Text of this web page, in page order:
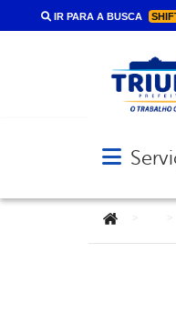
IR PARA A BUSCA
Abrir
Você está